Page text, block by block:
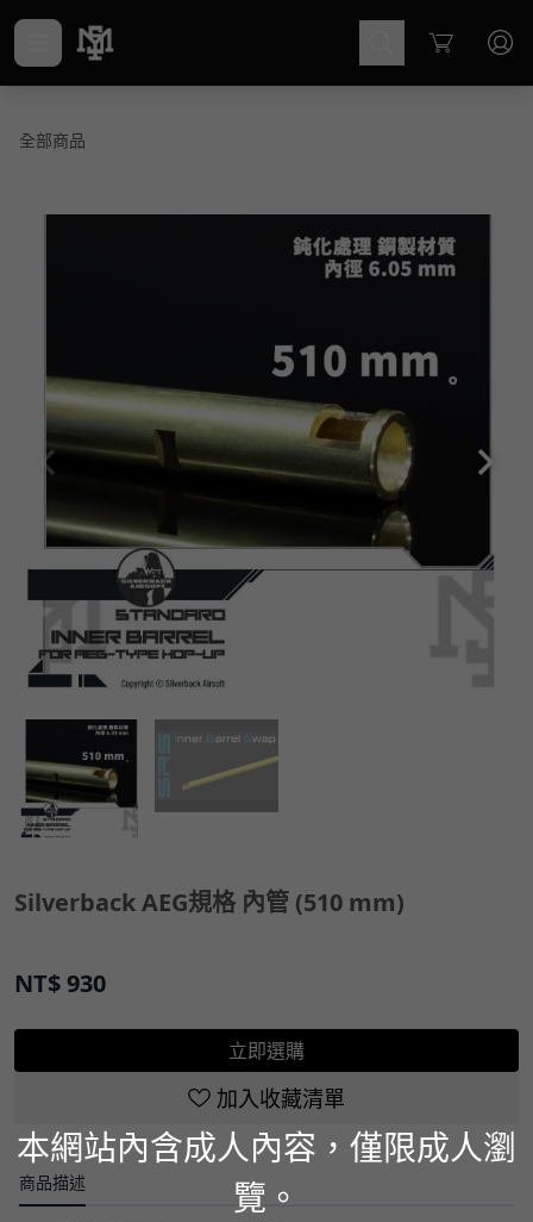
Cart
全部商品
Silverback AEG規格 內管 (510 mm)
NT$930
立即選購
加入收藏清單
商品描述
本網站內含成人內容，僅限成人瀏
覽。